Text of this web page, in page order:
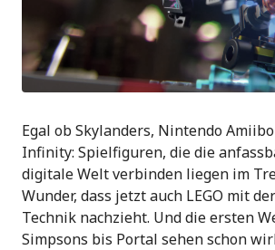
Egal ob Skylanders, Nintendo
Infinity: Spielfiguren, die die
digitale Welt verbinden liegen im
Wunder, dass jetzt auch LEGO mit
Technik nachzieht. Und die ersten
Simpsons bis Portal sehen schon